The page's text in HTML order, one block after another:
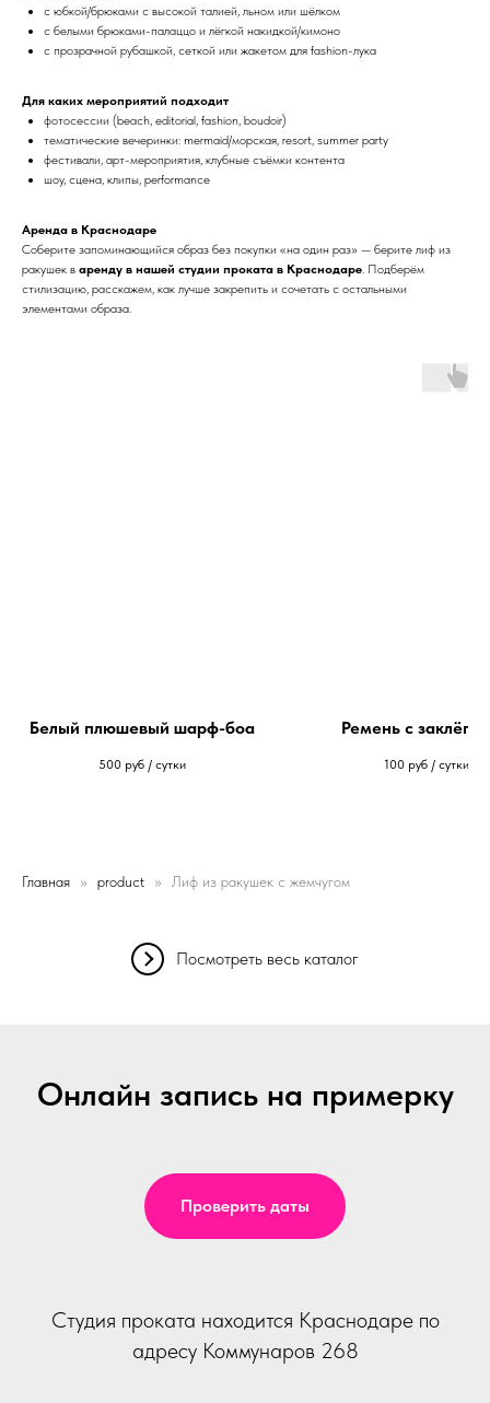
с юбкой/брюками с высокой талией, льном или шёлком
с белыми брюками-палаццо и лёгкой накидкой/кимоно
с прозрачной рубашкой, сеткой или жакетом для fashion-лука
Для каких мероприятий подходит
фотосессии (beach, editorial, fashion, boudoir)
тематические вечеринки: mermaid/морская, resort, summer party
фестивали, арт-мероприятия, клубные съёмки контента
шоу, сцена, клипы, performance
Аренда в Краснодаре
Соберите запоминающийся образ без покупки «на один раз» — берите лиф из
ракушек в аренду в нашей студии проката в Краснодаре. Подберём
стилизацию, расскажем, как лучше закрепить и сочетать с остальными
элементами образа.
Белый плюшевый шарф-боа
500 руб / сутки
Ремень с
100 руб / сутки
Главная product Лиф из ракушек с жемчугом
Посмотреть весь каталог
Онлайн запись на примерку
Проверить даты
Студия проката находится Краснодаре по
адресу Коммунаров 268